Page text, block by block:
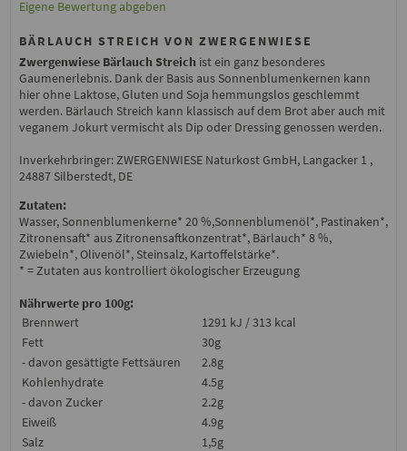
Eigene Bewertung abgeben
BÄRLAUCH STREICH VON ZWERGENWIESE
Zwergenwiese Bärlauch Streich ist ein ganz besonderes
Gaumenerlebnis. Dank der Basis aus Sonnenblumenkernen kann
hier ohne Laktose, Gluten und Soja hemmungslos geschlemmt
werden. Bärlauch Streich kann klassisch auf dem Brot aber auch mit
veganem Jokurt vermischt als Dip oder Dressing genossen werden.
Inverkehrbringer: ZWERGENWIESE Naturkost GmbH, Langacker 1 ,
24887 Silberstedt, DE
Zutaten:
Wasser, Sonnenblumenkerne* 20 %,Sonnenblumenöl*, Pastinaken*,
Zitronensaft* aus Zitronensaftkonzentrat*, Bärlauch* 8 %,
Zwiebeln*, Olivenöl*, Steinsalz, Kartoffelstärke*.
* = Zutaten aus kontrolliert ökologischer Erzeugung
Nährwerte pro 100g:
Brennwert
1291 kJ / 313 kcal
Fett
30g
- davon gesättigte Fettsäuren
2.8g
Kohlenhydrate
4.5g
- davon Zucker
2.2g
Eiweiß
4.9g
Salz
1,5g